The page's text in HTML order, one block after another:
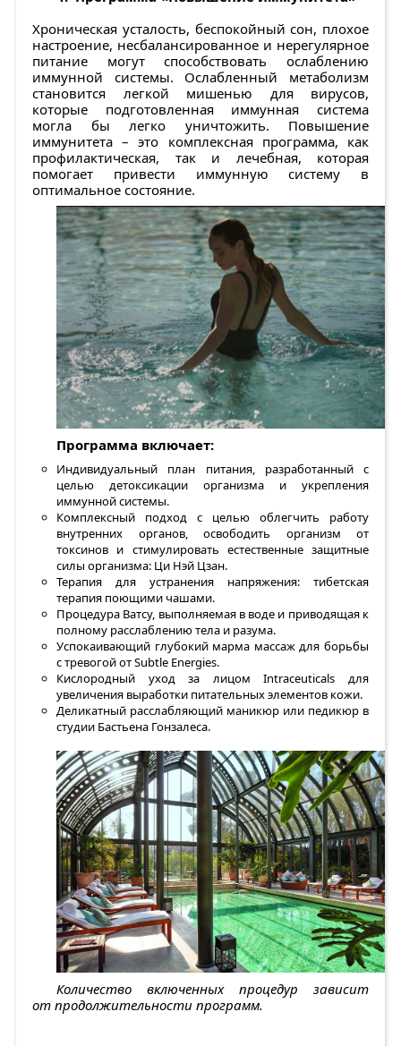
Хроническая усталость, беспокойный сон, плохое
настроение, несбалансированное и нерегулярное
питание могут способствовать ослаблению
иммунной системы. Ослабленный метаболизм
становится легкой мишенью для вирусов,
которые подготовленная иммунная система
могла бы легко уничтожить. Повышение
иммунитета – это комплексная программа, как
профилактическая, так и лечебная, которая
помогает привести иммунную систему в
оптимальное состояние.
Программа включает:
Индивидуальный план питания, разработанный с
целью детоксикации организма и укрепления
иммунной системы.
Комплексный подход с целью облегчить работу
внутренних органов, освободить организм от
токсинов и стимулировать естественные защитные
силы организма: Ци Нэй Цзан.
Терапия для устранения напряжения: тибетская
терапия поющими чашами.
Процедура Ватсу, выполняемая в воде и приводящая к
полному расслаблению тела и разума.
Успокаивающий глубокий марма массаж для борьбы
с тревогой от Subtle Energies.
Кислородный уход за лицом Intraceuticals для
увеличения выработки питательных элементов кожи.
Деликатный расслабляющий маникюр или педикюр в
студии Бастьена Гонзалеса.
Количество включенных процедур зависит
от продолжительности программ.